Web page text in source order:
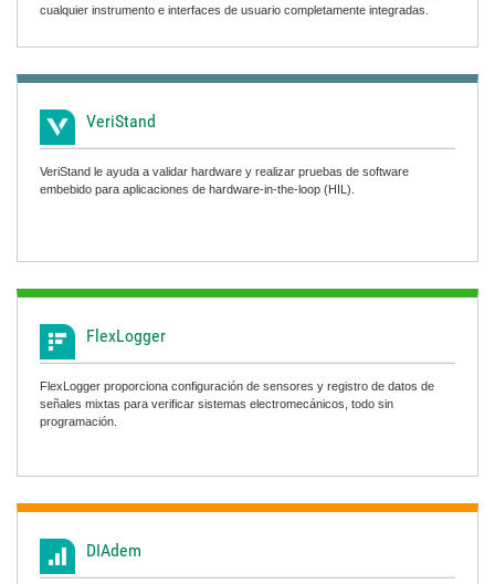
cualquier instrumento e interfaces de usuario completamente integradas.
VeriStand
VeriStand le ayuda a validar hardware y realizar pruebas de software
embebido para aplicaciones de hardware-in-the-loop (HIL).
FlexLogger
FlexLogger proporciona configuración de sensores y registro de datos de
señales mixtas para verificar sistemas electromecánicos, todo sin
programación.
DIAdem